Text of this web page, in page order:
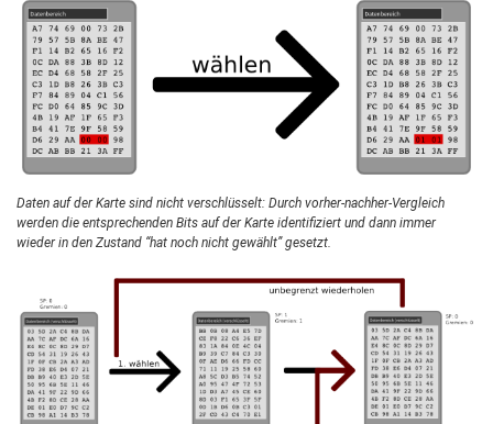
Daten auf der Karte sind nicht verschlüsselt: Durch vorher-nachher-Vergleich
werden die entsprechenden Bits auf der Karte identifiziert und dann immer
wieder in den Zustand “hat noch nicht gewählt” gesetzt.